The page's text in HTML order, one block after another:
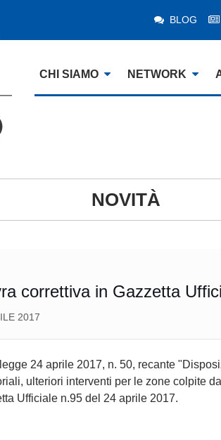
BLOG
CHI SIAMO NETWORK
NOVITÀ
correttiva in Gazzetta
2017
24 aprile 2017, n. 50, recante
ulteriori interventi per le zone colpite
Ufficiale n.95 del 24 aprile 2017.